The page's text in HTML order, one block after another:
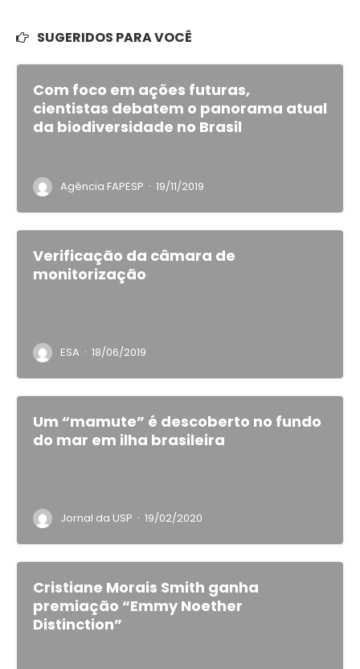
SUGERIDOS PARA VOCÊ
Com foco em ações futuras,
cientistas debatem o panorama atual
da biodiversidade no Brasil
Agência FAPESP · 19/11/2019
Verificação da câmara de
monitorização
ESA · 18/06/2019
Um “mamute” é descoberto no fundo
do mar em ilha brasileira
Jornal da USP · 19/02/2020
Cristiane Morais Smith ganha
premiação “Emmy Noether
Distinction”